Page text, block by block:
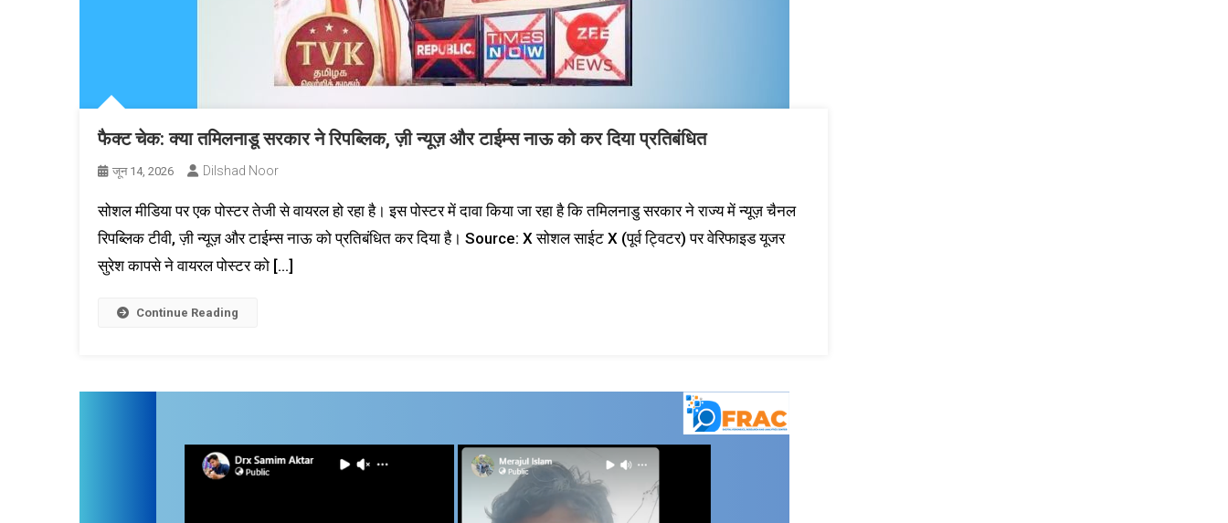
फैक्ट चेक: क्या तमिलनाडू सरकार ने रिपब्लिक, ज़ी न्यूज़ और टाईम्स नाऊ को कर दिया प्रतिबंधित
जून 14, 2026 Dilshad Noor
सोशल मीडिया पर एक पोस्टर तेजी से वायरल हो रहा है। इस पोस्टर में दावा किया जा रहा है कि तमिलनाडु सरकार ने राज्य में न्यूज़ चैनल
रिपब्लिक टीवी, ज़ी न्यूज़ और टाईम्स नाऊ को प्रतिबंधित कर दिया है। Source: X सोशल साईट X (पूर्व ट्विटर) पर वेरिफाइड यूजर
सुरेश कापसे ने वायरल पोस्टर को […]
Continue Reading